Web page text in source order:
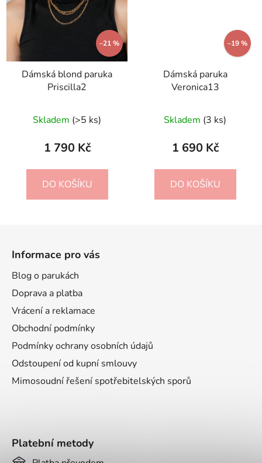
–21 %
Dámská blond paruka
Priscilla2
Skladem (>5 ks)
1 790 Kč
DO KOŠÍKU
–19 %
Dámská paruka
Veronica13
hodnocení
produktu
4,0
z
Skladem (3 ks)
1 690 Kč
DO KOŠÍKU
Informace pro vás
Blog o parukách
Doprava a platba
Vrácení a reklamace
Obchodní podmínky
Podmínky ochrany osobních údajů
Odstoupení od kupní smlouvy
Mimosoudní řešení spotřebitelských sporů
Platební metody